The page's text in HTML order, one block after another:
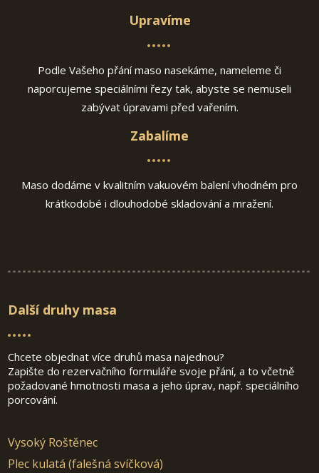
Upravíme
Podle Vašeho přání maso nasekáme, nameleme či
naporcujeme speciálními řezy tak, abyste se nemuseli
zabývat úpravami před vařením.
Zabalíme
Maso dodáme v kvalitním vakuovém balení vhodném pro
krátkodobé i dlouhodobé skladování a mražení.
Další druhy masa
Chcete objednat více druhů masa najednou?
Zapište do rezervačního formuláře svoje přání, a to včetně
požadované hmotnosti masa a jeho úprav, např. speciálního
porcování.
Vysoký Roštěnec
Plec kulatá (falešná svíčková)